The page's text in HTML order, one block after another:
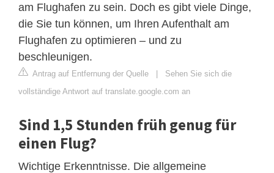
am Flughafen zu sein. Doch es gibt viele Dinge,
die Sie tun können, um Ihren Aufenthalt am
Flughafen zu optimieren – und zu
beschleunigen.
Antrag auf Entfernung der Quelle | Sehen Sie sich die
vollständige Antwort auf translate.google.com an
Sind 1,5 Stunden früh genug für
einen Flug?
Wichtige Erkenntnisse. Die allgemeine